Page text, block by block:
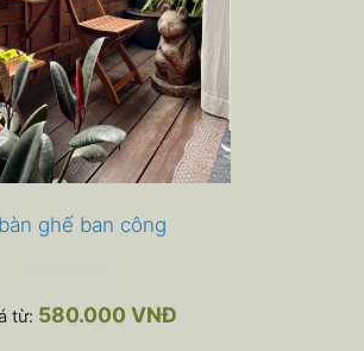
ghế ban công
n
g
từ: 580.000 VNĐ